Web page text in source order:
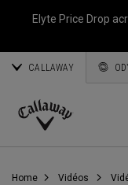
Elyte Price Drop
CALLAWAY
Callaway
Home Vidéos